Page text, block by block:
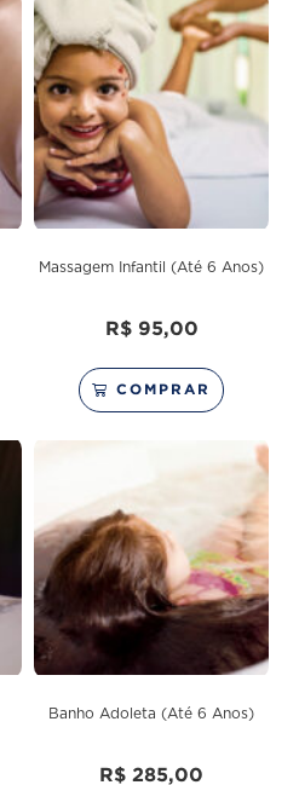
Massagem Infantil (Até 6 Anos)
R$95,00
COMPRAR
Banho Adoleta (Até 6 Anos)
R$ 285,00